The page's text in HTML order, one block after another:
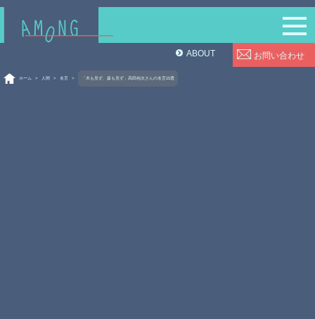
お問い合わせ
ABOUT
ホーム > 人間 > 名言 > 「木も見ず、森も見ず」高田純次さんの名言15選